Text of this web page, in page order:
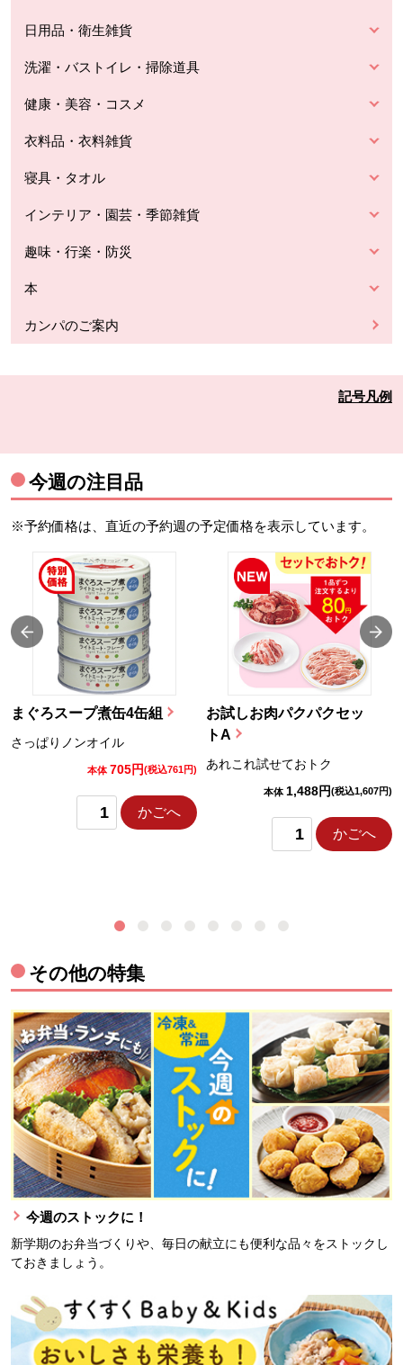
日用品・衛生雑貨
洗濯・バストイレ・掃除道具
健康・美容・コスメ
衣料品・衣料雑貨
寝具・タオル
インテリア・園芸・季節雑貨
趣味・行楽・防災
本
カンパのご案内
記号凡例
今週の注目品
※予約価格は、直近の予約週の予定価格を表示しています。
まぐろスープ煮缶4缶組
さっぱりノンオイル
本体 705円(税込761円)
かごへ
お試しお肉パクパクセッ
トA
あれこれ試せておトク
本体 1,488円(税込1,607円)
かごへ
その他の特集
今週のストックに！
新学期のお弁当づくりや、毎日の献立にも便利な品々をストックし
ておきましょう。